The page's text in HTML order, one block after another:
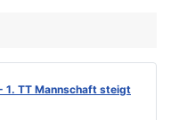
1. TT Mannschaft steigt